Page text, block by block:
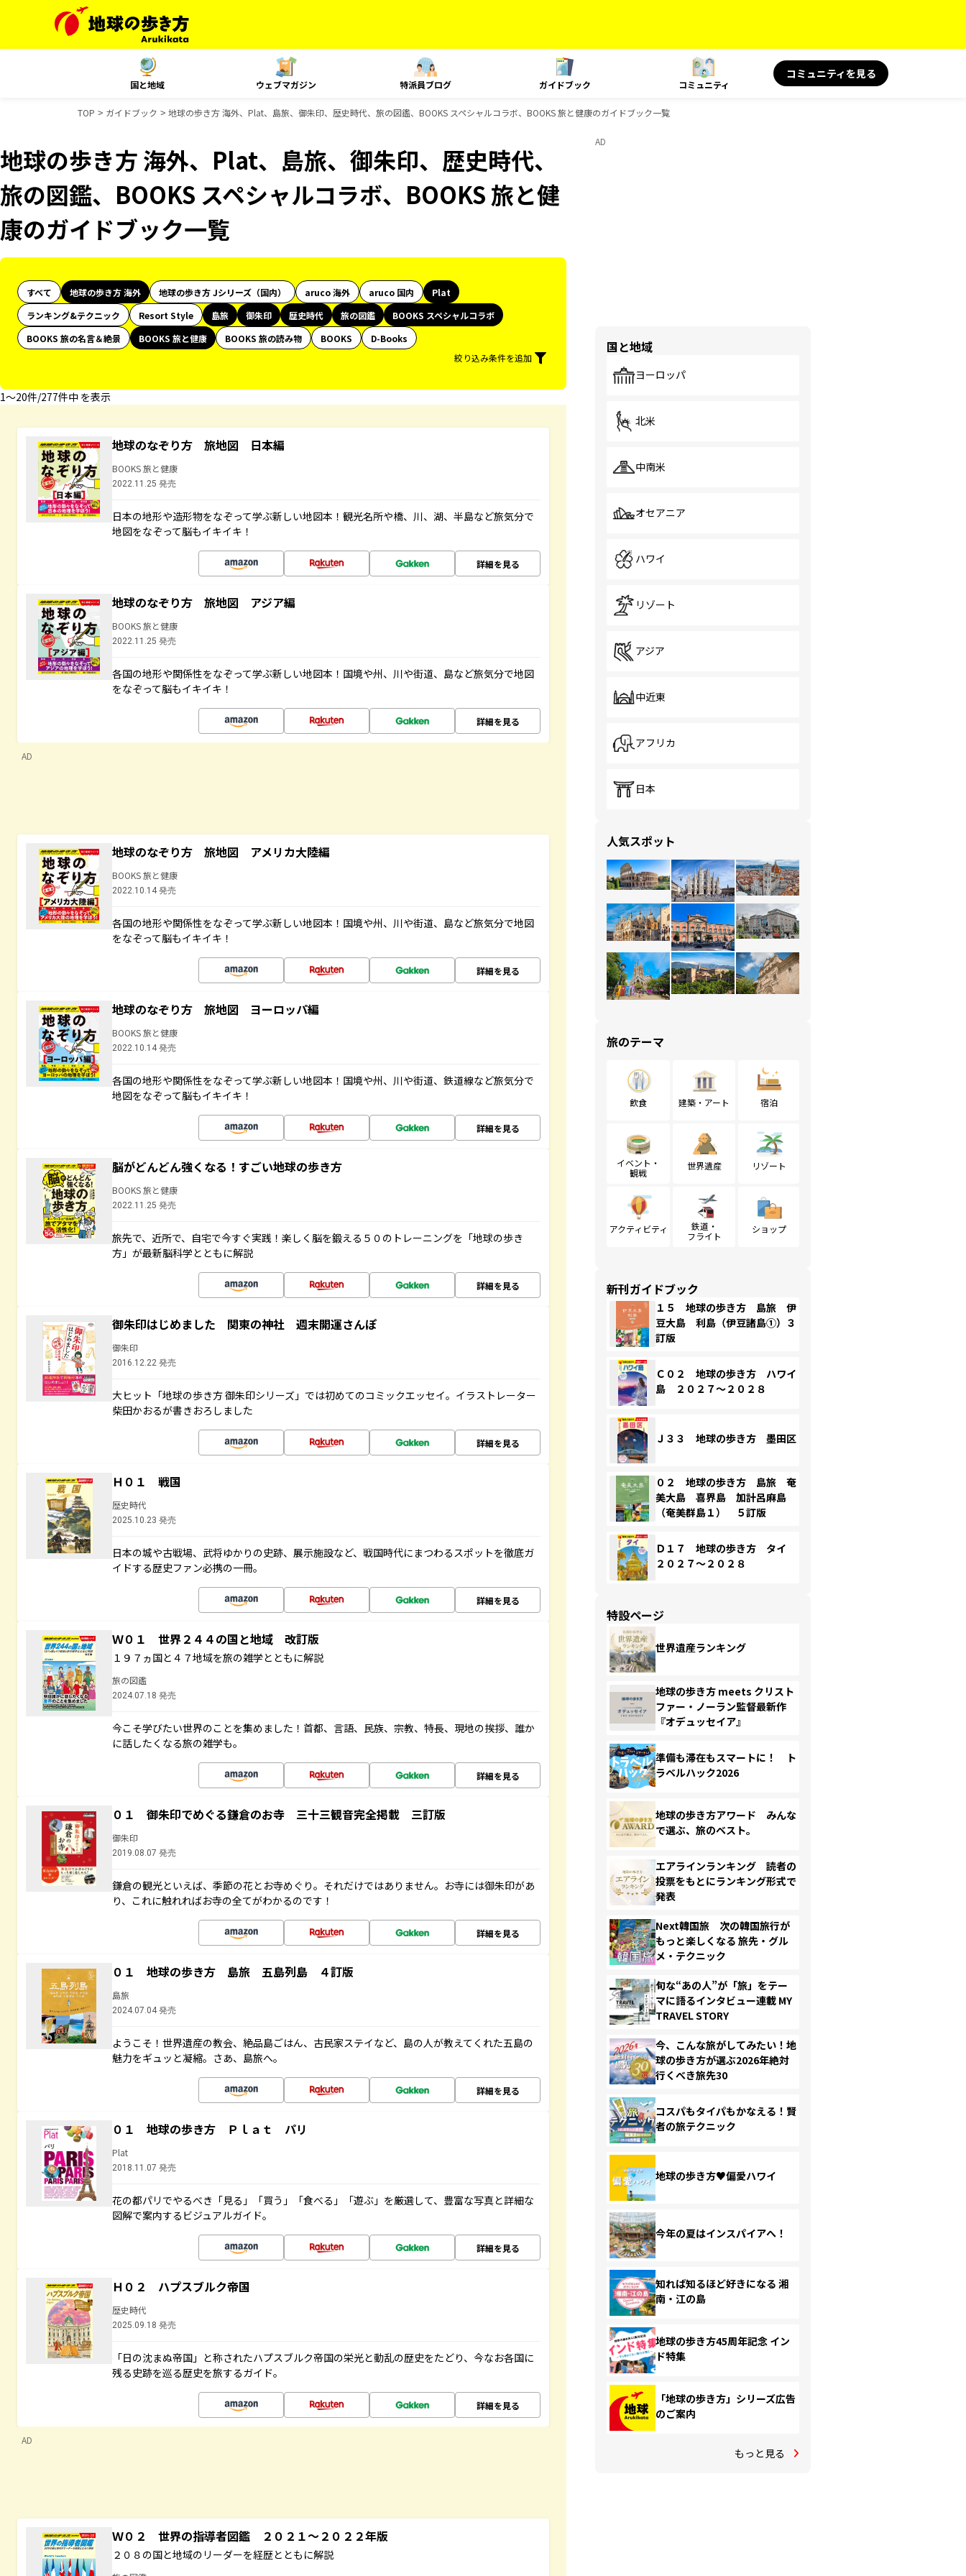
国と地域 ウェブマガジン 特派員ブログ ガイドブック コミュニティ
コミュニティを見る
TOP ガイドブック 地球の歩き方 海外、Plat、島旅、御朱印、歴史時代、旅の図鑑、BOOKS スペシャルコラボ、BOOKS 旅と健康のガイドブック一覧
地球の歩き方 海外、Plat、島旅、御朱印、歴史時代、
旅の図鑑、BOOKS スペシャルコラボ、BOOKS 旅と健
康のガイドブック一覧
すべて 地球の歩き方 海外 地球の歩き方 Jシリーズ（国内） aruco 海外 aruco 国内
Plat
ランキング&テクニック
Resort Style 島旅 御朱印 歴史時代 旅の図鑑
BOOKS スペシャルコラボ
BOOKS 旅の名言＆絶景
BOOKS 旅と健康 BOOKS 旅の読み物 BOOKS
D-Books
絞り込み条件を追加
1〜20件/277件中 を表示
地球のなぞり方 旅地図 日本編
BOOKS 旅と健康
2022.11.25 発売
日本の地形や造形物をなぞって学ぶ新しい地図本！観光名所や橋、川、湖、半島など旅気分で
地図をなぞって脳もイキイキ！
詳細を見る
地球のなぞり方 旅地図 アジア編
BOOKS 旅と健康
2022.11.25 発売
各国の地形や関係性をなぞって学ぶ新しい地図本！国境や州、川や街道、島など旅気分で地図
をなぞって脳もイキイキ！
詳細を見る
AD
地球のなぞり方 旅地図 アメリカ大陸編
BOOKS 旅と健康
2022.10.14 発売
各国の地形や関係性をなぞって学ぶ新しい地図本！国境や州、川や街道、島など旅気分で地図
をなぞって脳もイキイキ！
詳細を見る
地球のなぞり方 旅地図 ヨーロッパ編
BOOKS 旅と健康
2022.10.14 発売
各国の地形や関係性をなぞって学ぶ新しい地図本！国境や州、川や街道、鉄道線など旅気分で
地図をなぞって脳もイキイキ！
詳細を見る
脳がどんどん強くなる！すごい地球の歩き方
BOOKS 旅と健康
2022.11.25 発売
旅先で、近所で、自宅で今すぐ実践！楽しく脳を鍛える５０のトレーニングを「地球の歩き
方」が最新脳科学とともに解説
詳細を見る
御朱印はじめました 関東の神社 週末開運さんぽ
御朱印
2016.12.22 発売
大ヒット「地球の歩き方 御朱印シリーズ」では初めてのコミックエッセイ。イラストレーター
柴田かおるが書きおろしました
詳細を見る
Ｈ０１ 戦国
歴史時代
2025.10.23 発売
日本の城や古戦場、武将ゆかりの史跡、展示施設など、戦国時代にまつわるスポットを徹底ガ
イドする歴史ファン必携の一冊。
詳細を見る
Ｗ０１ 世界２４４の国と地域 改訂版
１９７ヵ国と４７地域を旅の雑学とともに解説
旅の図鑑
2024.07.18 発売
今こそ学びたい世界のことを集めました！首都、言語、民族、宗教、特長、現地の挨拶、誰か
に話したくなる旅の雑学も。
詳細を見る
０１ 御朱印でめぐる鎌倉のお寺 三十三観音完全掲載 三訂版
御朱印
2019.08.07 発売
鎌倉の観光といえば、季節の花とお寺めぐり。それだけではありません。お寺には御朱印があ
り、これに触れればお寺の全てがわかるのです！
詳細を見る
０１ 地球の歩き方 島旅 五島列島 ４訂版
島旅
2024.07.04 発売
ようこそ！世界遺産の教会、絶品島ごはん、古民家ステイなど、島の人が教えてくれた五島の
魅力をギュッと凝縮。さあ、島旅へ。
詳細を見る
０１ 地球の歩き方 Ｐｌａｔ パリ
Plat
2018.11.07 発売
花の都パリでやるべき「見る」「買う」「食べる」「遊ぶ」を厳選して、豊富な写真と詳細な
図解で案内するビジュアルガイド。
詳細を見る
Ｈ０２ ハプスブルク帝国
歴史時代
2025.09.18 発売
「日の沈まぬ帝国」と称されたハプスブルク帝国の栄光と動乱の歴史をたどり、今なお各国に
残る史跡を巡る歴史を旅するガイド。
詳細を見る
AD
Ｗ０２ 世界の指導者図鑑 ２０２１～２０２２年版
２０８の国と地域のリーダーを経歴とともに解説
AD
国と地域
ヨーロッパ
北米
中南米
オセアニア
ハワイ
リゾート
アジア
中近東
アフリカ
日本
人気スポット
旅のテーマ
飲食 建築・アート 宿泊
イベント・
観戦
世界遺産 リゾート
アクティビティ
鉄道・
フライト
ショップ
新刊ガイドブック
１５ 地球の歩き方 島旅 伊
豆大島 利島（伊豆諸島①）３
訂版
Ｃ０２ 地球の歩き方 ハワイ
島 ２０２７～２０２８
Ｊ３３ 地球の歩き方 墨田区
０２ 地球の歩き方 島旅 奄
美大島 喜界島 加計呂麻島
（奄美群島１） ５訂版
Ｄ１７ 地球の歩き方 タイ
２０２７～２０２８
特設ページ
世界遺産ランキング
地球の歩き方 meets クリスト
ファー・ノーラン監督最新作
『オデュッセイア』
準備も滞在もスマートに！ ト
ラベルハック2026
地球の歩き方アワード みんな
で選ぶ、旅のベスト。
エアラインランキング 読者の
投票をもとにランキング形式で
発表
Next韓国旅 次の韓国旅行が
もっと楽しくなる 旅先・グル
メ・テクニック
旬な“あの人”が「旅」をテー
マに語るインタビュー連載 MY
TRAVEL STORY
今、こんな旅がしてみたい！地
球の歩き方が選ぶ2026年絶対
行くべき旅先30
コスパもタイパもかなえる！賢
者の旅テクニック
地球の歩き方♥偏愛ハワイ
今年の夏はインスパイアへ！
知れば知るほど好きになる 湘
南・江の島
地球の歩き方45周年記念 イン
ド特集
「地球の歩き方」シリーズ広告
のご案内
もっと見る